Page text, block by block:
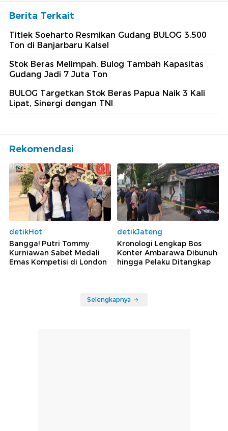
Berita Terkait
Titiek Soeharto Resmikan Gudang BULOG 3.500
Ton di Banjarbaru Kalsel
Stok Beras Melimpah, Bulog Tambah Kapasitas
Gudang Jadi 7 Juta Ton
BULOG Targetkan Stok Beras Papua Naik 3 Kali
Lipat, Sinergi dengan TNI
Rekomendasi
detikHot
Bangga! Putri Tommy
Kurniawan Sabet Medali
Emas Kompetisi di London
detikJateng
Kronologi Lengkap Bos
Konter Ambarawa Dibunuh
hingga Pelaku Ditangkap
Selengkapnya